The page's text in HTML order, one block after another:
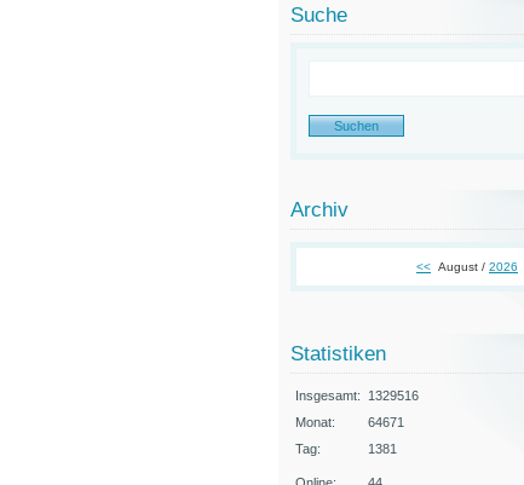
Suche
Archiv
<< August / 2026
Statistiken
Insgesamt:
1329516
Monat:
64671
Tag:
1381